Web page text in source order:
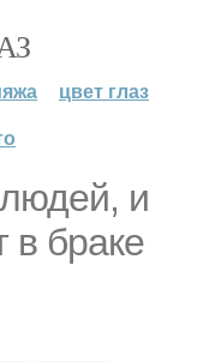
цвет глаз
и
в бpaкe